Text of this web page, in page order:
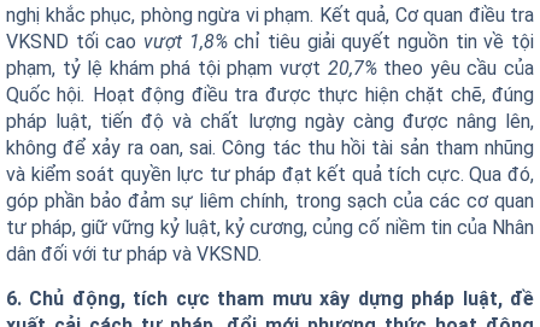
nghị khắc phục, phòng ngừa vi phạm. Kết quả, Cơ quan điều tra
VKSND tối cao vượt 1,8%chỉ tiêu giải quyết nguồn tin về tội
phạm, tỷ lệ khám phá tội phạm vượt 20,7%theo yêu cầu của
Quốc hội. Hoạt động điều tra được thực hiện chặt chẽ, đúng
pháp luật, tiến độ và chất lượng ngày càng được nâng lên,
không để xảy ra oan, sai. Công tác thu hồi tài sản tham nhũng
và kiểm soát quyền lực tư pháp đạt kết quả tích cực. Qua đó,
góp phần bảo đảm sự liêm chính, trong sạch của các cơ quan
tư pháp, giữ vững kỷ luật, kỷ cương, củng cố niềm tin của Nhân
dân đối với tư pháp và VKSND.
6. Chủ động, tích cực tham mưu xây dựng pháp luật, đề